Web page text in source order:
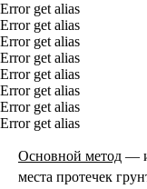
Error get alias
Error get alias
Error get alias
Error get alias
Error get alias
Error get alias
Error get alias
Error get alias
Основной метод —
места протечек